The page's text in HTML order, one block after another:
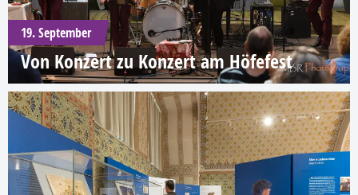
19. September
Von Konzert zu Konzert am Höfefest